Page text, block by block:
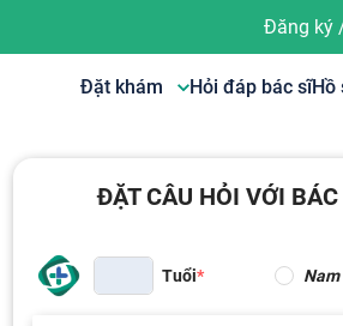
Đăng ký
Đặt khám Hỏi đáp bác sĩHồ
ĐẶT CÂU HỎI VỚI
Tuổi Nam